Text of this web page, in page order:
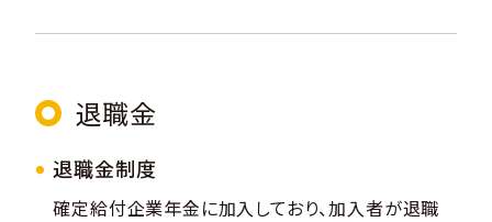
退職金
退職金制度
確定給付企業年金に加入しており、加入者が退職